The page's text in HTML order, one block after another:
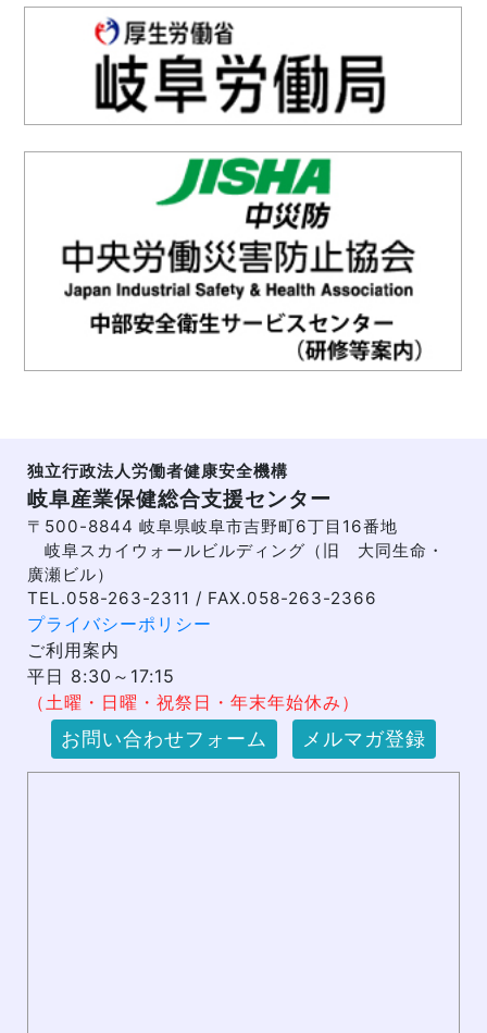
独立行政法人労働者健康安全機構
岐阜産業保健総合支援センター
〒500-8844 岐阜県岐阜市吉野町6丁目16番地
岐阜スカイウォールビルディング（旧 大同生命・
廣瀬ビル）
TEL.058-263-2311 / FAX.058-263-2366
プライバシーポリシー
ご利用案内
平日 8:30～17:15
（土曜・日曜・祝祭日・年末年始休み）
お問い合わせフォーム メルマガ登録